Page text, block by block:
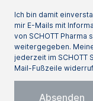
Ich bin damit
mir E-Mails mit
von SCHOTT Pharma
weitergegeben.
jederzeit im SCHOTT
Mail-Fußzeile